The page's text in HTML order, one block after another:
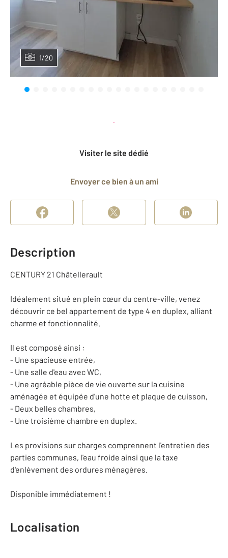
1/20
Visiter le site dédié
Envoyer ce bien à un ami
Description
CENTURY 21 Châtellerault
Idéalement situé en plein cœur du centre-ville, venez
découvrir ce bel appartement de type 4 en duplex, alliant
charme et fonctionnalité.
Il est composé ainsi :
- Une spacieuse entrée,
- Une salle d'eau avec WC,
- Une agréable pièce de vie ouverte sur la cuisine
aménagée et équipée d'une hotte et plaque de cuisson,
- Deux belles chambres,
- Une troisième chambre en duplex.
Les provisions sur charges comprennent l'entretien des
parties communes, l'eau froide ainsi que la taxe
d'enlèvement des ordures ménagères.
Disponible immédiatement !
Localisation